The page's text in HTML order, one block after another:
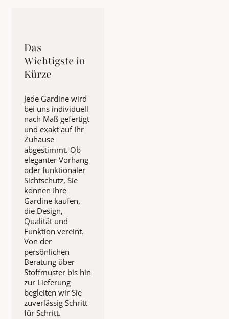
Das
Wichtigste in
Kürze
Jede Gardine wird
bei uns individuell
nach Maß gefertigt
und exakt auf Ihr
Zuhause
abgestimmt. Ob
eleganter Vorhang
oder funktionaler
Sichtschutz, Sie
können Ihre
Gardine kaufen,
die Design,
Qualität und
Funktion vereint.
Von der
persönlichen
Beratung über
Stoffmuster bis hin
zur Lieferung
begleiten wir Sie
zuverlässig Schritt
für Schritt.